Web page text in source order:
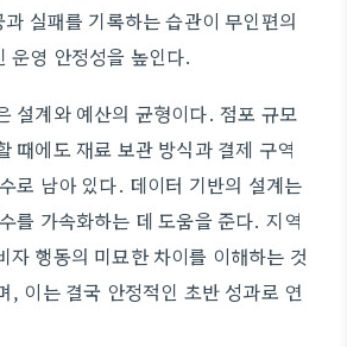
실패를 기록하는 습관이 무인편의
운영 안정성을 높인다.
설계와 예산의 균형이다. 점포 규모
때에도 재료 보관 방식과 결제 구역
로 남아 있다. 데이터 기반의 설계는
를 가속화하는 데 도움을 준다. 지역
자 행동의 미묘한 차이를 이해하는 것
, 이는 결국 안정적인 초반 성과로 연